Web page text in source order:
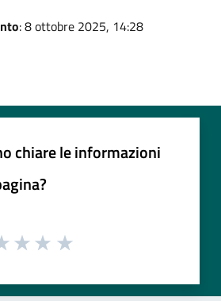
: 8 ottobre 2025, 14:28
chiare le informazioni